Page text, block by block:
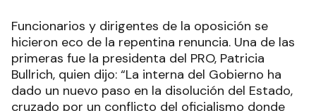
Funcionarios y dirigentes de la oposición se
hicieron eco de la repentina renuncia. Una de las
primeras fue la presidenta del PRO, Patricia
Bullrich, quien dijo: “La interna del Gobierno ha
dado un nuevo paso en la disolución del Estado,
cruzado por un conflicto del oficialismo donde